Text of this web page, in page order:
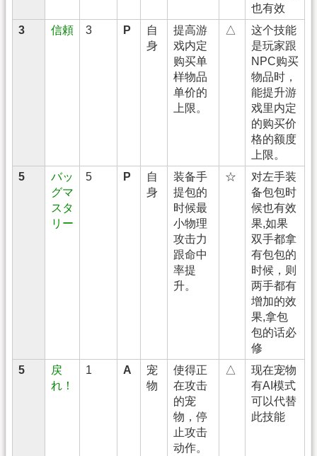
也有效
3
信頼 3 P
自
身
提高游
戏内定
购买单
样物品
单价的
上限。
△
这个技能
是玩家跟
NPC购买
物品时，
能提升游
戏里内定
的购买价
格的额度
上限。
5
バッ
グマ
スタ
リー
5 P
自
身
装备手
提包的
时候最
小物理
攻击力
跟命中
率提
升。
☆
对左手装
备包包时
候也有效
果,如果
双手都拿
有包包的
时候，则
两手都有
增加的效
果,拿包
包的话必
修
5
戻
れ！
1 A
宠
物
使得正
在攻击
的宠
物，停
止攻击
动作。
△
现在宠物
有AI模式
可以代替
此技能